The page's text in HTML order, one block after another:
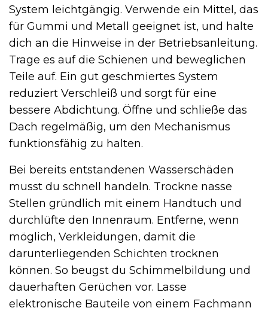
System leichtgängig. Verwende ein Mittel, das
für Gummi und Metall geeignet ist, und halte
dich an die Hinweise in der Betriebsanleitung.
Trage es auf die Schienen und beweglichen
Teile auf. Ein gut geschmiertes System
reduziert Verschleiß und sorgt für eine
bessere Abdichtung. Öffne und schließe das
Dach regelmäßig, um den Mechanismus
funktionsfähig zu halten.
Bei bereits entstandenen Wasserschäden
musst du schnell handeln. Trockne nasse
Stellen gründlich mit einem Handtuch und
durchlüfte den Innenraum. Entferne, wenn
möglich, Verkleidungen, damit die
darunterliegenden Schichten trocknen
können. So beugst du Schimmelbildung und
dauerhaften Gerüchen vor. Lasse
elektronische Bauteile von einem Fachmann